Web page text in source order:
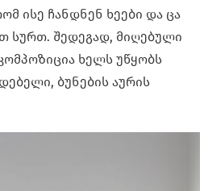
ისე ჩანდნენ ხეები და ცა
სურთ. შედეგად, მიღებული
ხელს უწყობს
ბუნების აურის